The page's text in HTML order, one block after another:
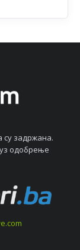
су задржана.
одобрeњe